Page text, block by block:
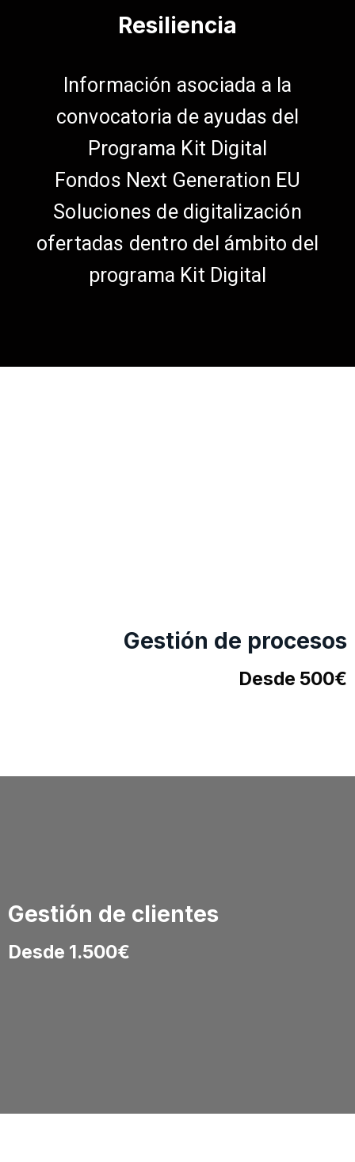
Resiliencia
Información asociada a la
convocatoria de ayudas del
Programa Kit Digital
Fondos Next Generation EU
Soluciones de digitalización
ofertadas dentro del ámbito del
programa Kit Digital
Gestión de procesos
Desde 500€
Gestión de clientes
Desde 1.500€